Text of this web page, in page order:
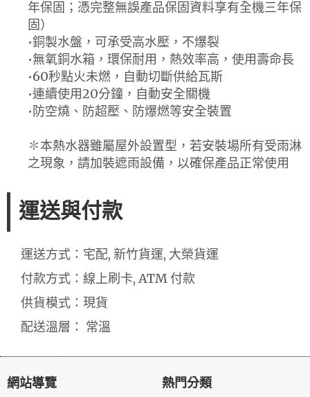
年保固；憑完整無誤產品保固資料享有全機三年保
固）
•銅製水盤，可承受高水壓，不爆裂
•無氧銅水箱，環保耐用，熱效率高，使用壽命長
•60秒點火未燃，自動切斷供給瓦斯
•連續使用20分鐘，自動安全關機
•防空燒、防超壓、防爆燃等安全裝置
✽本熱水器雖屬屋外設置型，若安裝場所有受雨淋
之現象，請加裝遮雨設備，以確保產品正常使用
運送與付款
運送方式：宅配, 新竹貨運, 大榮貨運
付款方式：線上刷卡, ATM 付款
供貨模式：現貨
配送溫層： 常溫
網站導覽 熱門分類